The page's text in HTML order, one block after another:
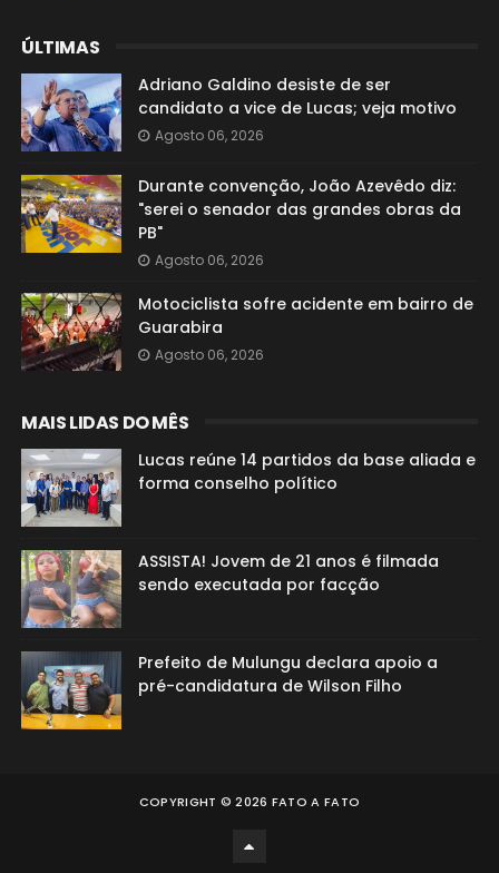
ÚLTIMAS
Adriano Galdino desiste de ser
candidato a vice de Lucas; veja motivo
Agosto 06, 2026
Durante convenção, João Azevêdo diz:
"serei o senador das grandes obras da
PB"
Agosto 06, 2026
Motociclista sofre acidente em bairro de
Guarabira
Agosto 06, 2026
MAIS LIDAS DO MÊS
Lucas reúne 14 partidos da base aliada e
forma conselho político
ASSISTA! Jovem de 21 anos é filmada
sendo executada por facção
Prefeito de Mulungu declara apoio a
pré-candidatura de Wilson Filho
COPYRIGHT ©2026 FATO A FATO